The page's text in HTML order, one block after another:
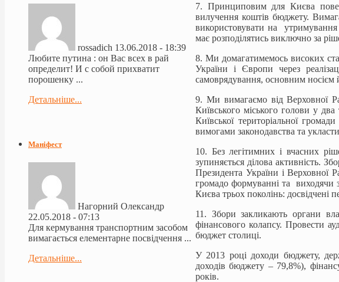
7. Принциповим для Києва
вилучення коштів бюджету.
використовувати на
має розподілятись виключно за
8. Ми домагатимемось високих
України і Європи через
самоврядування, основним
9. Ми вимагаємо від Верховної
Київського міського голови у
Київської територіальної
вимогами законодавства та
10. Без легітимних і вчасних
зупиняється ділова активність.
Президента України і Верховної
громадо формуванні та виходячи
Києва трьох поколінь: досвідчені
11. Збори закликають органи
фінансового колапсу. Провести
бюджет столиці.
У 2013 році доходи бюджету,
доходів бюджету – 79,8%),
років.
rossadich 13.06.2018 - 18:39
Любите путина : он Вас всех в рай
определит! И с собой прихватит
порошенку ...
Детальніше...
Маніфест
Нагорний Олександр
22.05.2018 - 07:13
Для кермування транспортним засобом
вимагається елементарне посвідчення ...
Детальніше...